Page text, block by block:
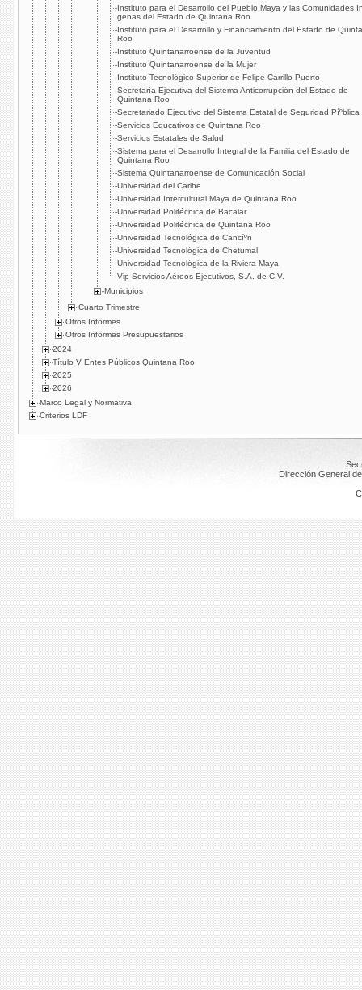
Instituto para el Desarrollo del Pueblo Maya y las Comunidades
genas del Estado de Quintana Roo
Instituto para el Desarrollo y Financiamiento del Estado de
Roo
Instituto Quintanarroense de la Juventud
Instituto Quintanarroense de la Mujer
Instituto Tecnológico Superior de Felipe Carrillo Puerto
Secretarí­a Ejecutiva del Sistema Anticorrupción del Estado de
Quintana Roo
Secretariado Ejecutivo del Sistema Estatal de Seguridad Píºblica
Servicios Educativos de Quintana Roo
Servicios Estatales de Salud
Sistema para el Desarrollo Integral de la Familia del Estado de
Quintana Roo
Sistema Quintanarroense de Comunicación Social
Universidad del Caribe
Universidad Intercultural Maya de Quintana Roo
Universidad Politécnica de Bacalar
Universidad Politécnica de Quintana Roo
Universidad Tecnológica de Cancíºn
Universidad Tecnológica de Chetumal
Universidad Tecnológica de la Riviera Maya
Vip Servicios Aéreos Ejecutivos, S.A. de C.V.
Municipios
Cuarto Trimestre
Otros Informes
Otros Informes Presupuestarios
2024
Título V Entes Públicos Quintana Roo
2025
2026
Marco Legal y Normativa
Criterios LDF
Dirección General